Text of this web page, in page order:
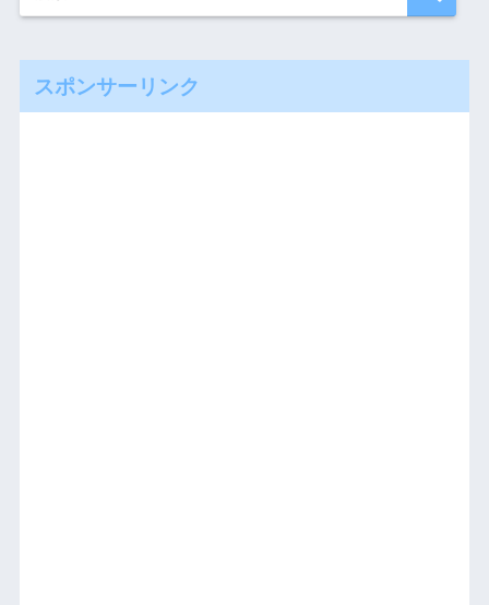
スポンサーリンク